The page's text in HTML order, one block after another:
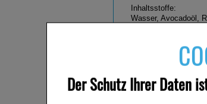
Der Schutz Ihrer Daten
Inhaltsstoffe:
Wasser, Avocadoöl,
aus Ringelblume,
Mangobutter,
Milchsäure-
Warengruppe